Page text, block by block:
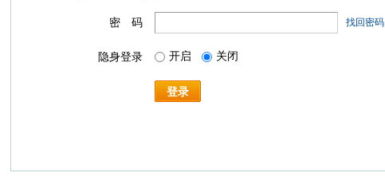
密 码 找回密码
隐身登录 开启 关闭
登录